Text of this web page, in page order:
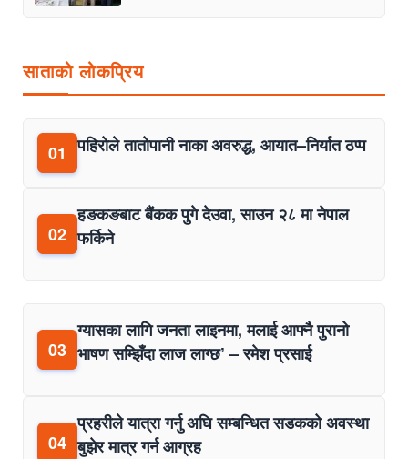
साताको लोकप्रिय
01 पहिरोले तातोपानी नाका अवरुद्ध, आयात–निर्यात ठप्प
02
हङकङबाट बैंकक पुगे देउवा, साउन २८ मा नेपाल
फर्किने
03
ग्यासका लागि जनता लाइनमा, मलाई आफ्नै पुरानो
भाषण सम्झिँदा लाज लाग्छ’ – रमेश प्रसाई
04
प्रहरीले यात्रा गर्नु अघि सम्बन्धित सडकको अवस्था
बुझेर मात्र गर्न आग्रह